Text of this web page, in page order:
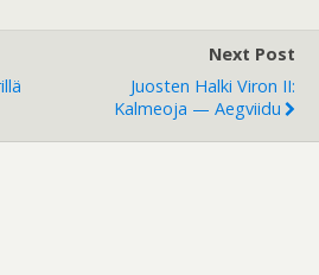
Next Post
Juosten Halki Viron II:
Kalmeoja — Aegviidu